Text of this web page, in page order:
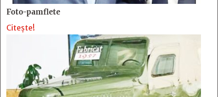
Foto-pamflete
Citește!